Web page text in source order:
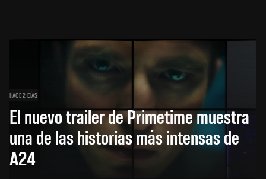
HACE 2 DÍAS
El nuevo trailer de Primetime muestra
una de las historias más intensas de
A24